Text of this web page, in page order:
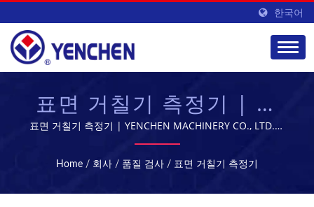
한국어
표면 거칠기 측정기 | 정
제 및 멸균 기계 - 제약 제
조 장비 | YENCHEN
표면 거칠기 측정기 | YENCHEN MACHINERY CO., LTD.는
60년 동안 제약 기계 제조에 전문화되어 있습니다.
Home / 회사 / 품질 검사 / 표면 거칠기 측정기